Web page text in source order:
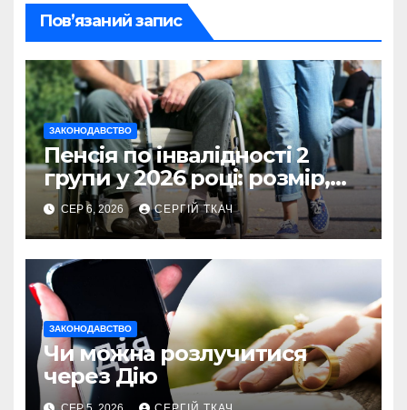
Пов’язаний запис
ЗАКОНОДАВСТВО
Пенсія по інвалідності 2
групи у 2026 році: розмір,
умови та оформлення
СЕР 6, 2026 СЕРГІЙ ТКАЧ
ЗАКОНОДАВСТВО
Чи можна розлучитися
через Дію